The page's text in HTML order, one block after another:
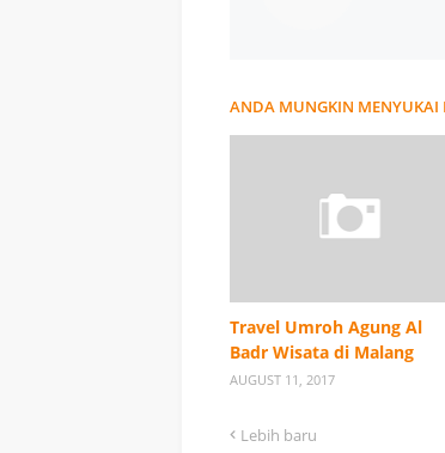
ANDA MUNGKIN MENYUKAI
Travel Umroh Agung Al
Badr Wisata di Malang
AUGUST 11, 2017
Lebih baru